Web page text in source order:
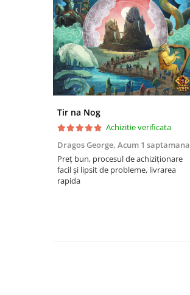
Riftbound singles
Gundam TCG
Puzzle 1000 piese
Accesorii pentru puzzle
Puzzle 1500 piese
Puzzle 20 piese
Puzzle 60 piese
Tir na Nog
Achizitie verificata
Dragos George, Acum 1 saptamana
Preț bun, procesul de achiziționare
facil și lipsit de probleme, livrarea
rapida